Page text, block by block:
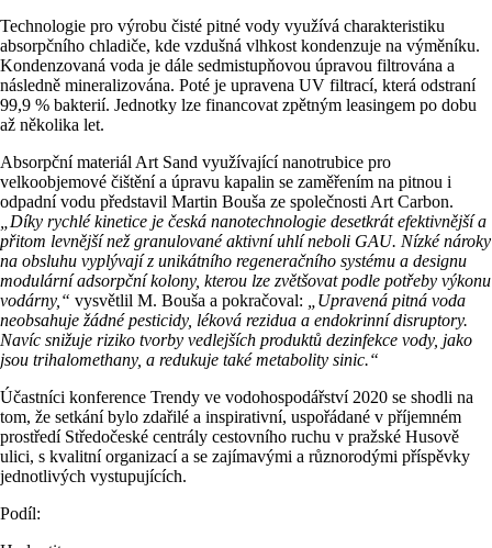
Technologie pro výrobu čisté pitné vody využívá charakteristiku
absorpčního chladiče, kde vzdušná vlhkost kondenzuje na výměníku.
Kondenzovaná voda je dále sedmistupňovou úpravou filtrována a
následně mineralizována. Poté je upravena UV filtrací, která odstraní
99,9 % bakterií. Jednotky lze financovat zpětným leasingem po dobu
až několika let.
Absorpční materiál Art Sand využívající nanotrubice pro
velkoobjemové čištění a úpravu kapalin se zaměřením na pitnou i
odpadní vodu představil Martin Bouša ze společnosti Art Carbon.
„Díky rychlé kinetice je česká nanotechnologie desetkrát efektivnější a
přitom levnější než granulované aktivní uhlí neboli GAU. Nízké nároky
na obsluhu vyplývají z unikátního regeneračního systému a designu
modulární adsorpční kolony, kterou lze zvětšovat podle potřeby výkonu
vodárny,“ vysvětlil M. Bouša a pokračoval:
„Upravená pitná voda
neobsahuje žádné pesticidy, léková rezidua a endokrinní disruptory.
Navíc snižuje riziko tvorby vedlejších produktů dezinfekce vody, jako
jsou trihalomethany, a redukuje také metabolity sinic.“
Účastníci konference Trendy ve vodohospodářství 2020 se shodli na
tom, že setkání bylo zdařilé a inspirativní, uspořádané v příjemném
prostředí Středočeské centrály cestovního ruchu v pražské Husově
ulici, s kvalitní organizací a se zajímavými a různorodými příspěvky
jednotlivých vystupujících.
Podíl: